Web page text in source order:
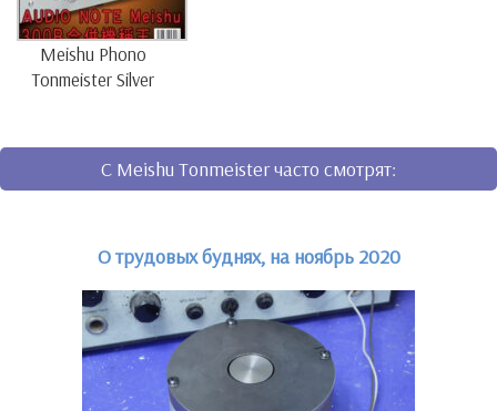
Meishu Phono
Tonmeister Silver
C Meishu Tonmeister часто смотрят:
О трудовых буднях, на ноябрь 2020